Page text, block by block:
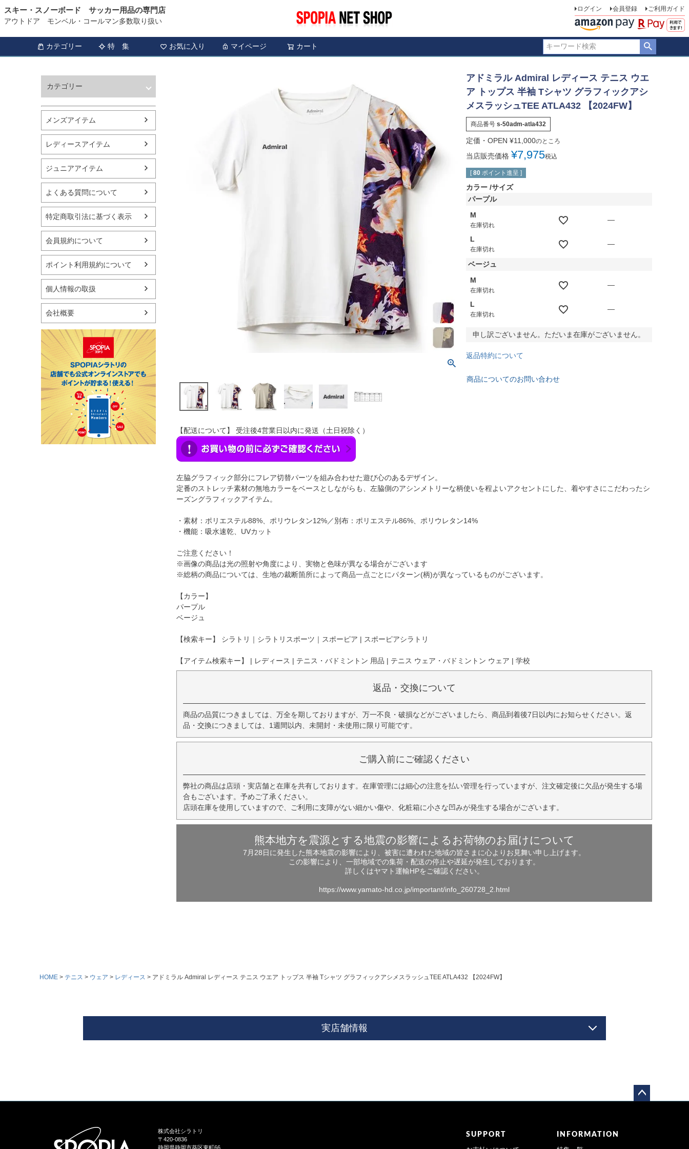
スキー・スノーボード サッカー用品の専門店
アウトドア モンベル・コールマン多数取り扱い
ログイン 会員登録 ご利用ガイド
カテゴリー 特 集 お気に入り マイページ カート
カテゴリー
バスケットボール
シューズ
ランニング用品
スポーツアパレル
テニス
バレーボール
フィットネス用品
スイミング用品
マリン
スケートボード
野球・ソフトボール
ゴルフ
卓球用品
バッグ・サングラス
ハンドボール用品
ラグビー用品
グランドゴルフ
メンズアイテム
レディースアイテム
ジュニアアイテム
よくある質問について
特定商取引法に基づく表示
会員規約について
ポイント利用規約について
個人情報の取扱
会社概要
アドミラル Admiral レディース テニス ウエ
ア トップス 半袖 Tシャツ グラフィックアシ
メスラッシュTEE ATLA432 【2024FW】
商品番号 s-50adm-atla432
定価・OPEN ¥11,000のところ
当店販売価格 ¥7,975税込
[ 80 ポイント進呈 ]
カラー サイズ
パープル
M
在庫切れ
—
L
在庫切れ
—
ベージュ
M
在庫切れ
—
L
在庫切れ
—
申し訳ございません。ただいま在庫がございません。
返品特約について
商品についてのお問い合わせ
【配送について】 受注後4営業日以内に発送（土日祝除く）
左脇グラフィック部分にフレア切替パーツを組み合わせた遊び心のあるデザイン。
定番のストレッチ素材の無地カラーをベースとしながらも、左脇側のアシンメトリーな柄使いを程よいアクセントにした、着やすさにこだわったシ
ーズングラフィックアイテム。
・素材：ポリエステル88%、ポリウレタン12%／別布：ポリエステル86%、ポリウレタン14%
・機能：吸水速乾、UVカット
ご注意ください！
※画像の商品は光の照射や角度により、実物と色味が異なる場合がございます
※総柄の商品については、生地の裁断箇所によって商品一点ごとにパターン(柄)が異なっているものがございます。
【カラー】
パープル
ベージュ
【検索キー】 シラトリ｜シラトリスポーツ｜スポーピア | スポーピアシラトリ
【アイテム検索キー】 | レディース | テニス・バドミントン 用品 | テニス ウェア・バドミントン ウェア | 学校
返品・交換について
商品の品質につきましては、万全を期しておりますが、万一不良・破損などがございましたら、商品到着後7日以内にお知らせください。返
品・交換につきましては、1週間以内、未開封・未使用に限り可能です。
ご購入前にご確認ください
弊社の商品は店頭・実店舗と在庫を共有しております。在庫管理には細心の注意を払い管理を行っていますが、注文確定後に欠品が発生する場
合もございます。予めご了承ください。
店頭在庫を使用していますので、ご利用に支障がない細かい傷や、化粧箱に小さな凹みが発生する場合がございます。
熊本地方を震源とする地震の影響によるお荷物のお届けについて
7月28日に発生した熊本地震の影響により、被害に遭われた地域の皆さまに心よりお見舞い申し上げます。
この影響により、一部地域での集荷・配送の停止や遅延が発生しております。
詳しくはヤマト運輸HPをご確認ください。
https://www.yamato-hd.co.jp/important/info_260728_2.html
HOME テニス ウェア レディース アドミラル Admiral レディース テニス ウエア トップス 半袖 Tシャツ グラフィックアシメスラッシュTEE ATLA432 【2024FW】
実店舗情報
株式会社シラトリ
〒420-0836
静岡県静岡市葵区東町66
SUPPORT INFORMATION